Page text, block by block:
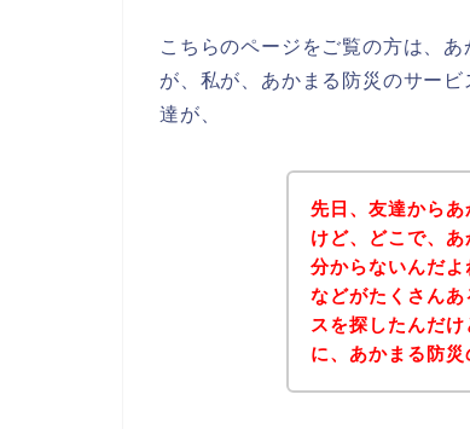
こちらのページをご覧の方は、
が、私が、あかまる防災のサー
達が、
先日、友達から
けど、どこで、
分からないんだ
などがたくさん
スを探したんだ
に、あかまる防